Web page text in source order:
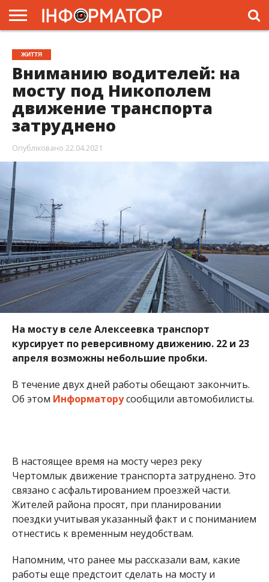
ГОЛОВНА
ЖИТТЯ
ВЛАДА
ГРОШІ
ТРЕШ
ПРЕС-
РЕЛІЗИ
РЕКЛАМА
ПРОЕКТИ
ЖИТТЯ
Вниманию водителей: на
мосту под Никополем
движение транспорта
затруднено
Опубліковано 22.04.2021
На мосту в селе Алексеевка транспорт
курсирует по реверсивному движению. 22 и 23
апреля возможны небольшие пробки.
В течение двух дней работы обещают закончить.
Об этом Информаторусообщили автомобилисты.
В настоящее время на мосту через реку
Чертомлык движение транспорта затруднено. Это
связано с асфальтированием проезжей части.
Жителей района просят, при планировании
поездки учитывая указанный факт и с пониманием
отнестись к временным неудобствам.
Напомним, что ранее мы рассказали вам, какие
работы еще предстоит сделать на мосту и